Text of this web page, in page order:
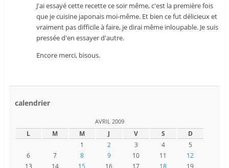
J'ai essayé cette recette ce soir même, c'est la première fois
que je cuisine japonais moi-même. Et bien ce fut délicieux et
vraiment pas difficile à faire, je dirai même inloupable. Je suis
pressée d'en essayer d'autre.
Encore merci, bisous.
calendrier
AVRIL 2009
L M M J V S D
1 2 3 4
5
6
7 8 9 10 11
12
13
14 15 16 17 18
19